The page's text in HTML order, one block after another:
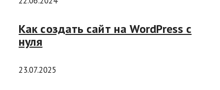
Как создать сайт на WordPress с
нуля
23.07.2025